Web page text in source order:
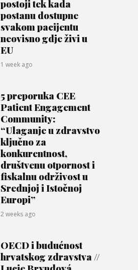
postoji tek kada
postanu dostupne
svakom pacijentu
neovisno gdje živi u
EU
1 week ago
5 preporuka CEE
Patient Engagement
Community:
“Ulaganje u zdravstvo
ključno za
konkurentnost,
društvenu otpornost i
fiskalnu održivost u
Srednjoj i Istočnoj
Europi”
2 weeks ago
OECD i budućnost
hrvatskog zdravstva //